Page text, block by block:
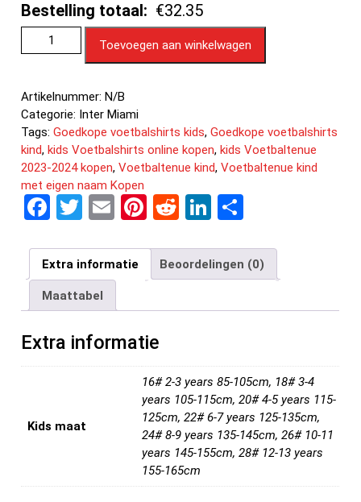
Bestelling totaal: €32.35
Toevoegen aan winkelwagen
Artikelnummer: N/B
Categorie: Inter Miami
Tags:Goedkope voetbalshirts kids,Goedkope voetbalshirts
kind, kids Voetbalshirts online kopen, kids Voetbaltenue
2023-2024 kopen,Voetbaltenue kind,Voetbaltenue kind
met eigen naam Kopen
F
ce
b
o
o
k
T
tt
er
E
ail
Pi
er
es
t
R
d
di
t
Li
ke
dI
n
e
n
Extra informatie Beoordelingen (0)
Maattabel
Extra informatie
Kids maat
16# 2-3 years 85-105cm, 18# 3-4
years 105-115cm, 20# 4-5 years 115-
125cm, 22# 6-7 years 125-135cm,
24# 8-9 years 135-145cm, 26# 10-11
years 145-155cm, 28# 12-13 years
155-165cm